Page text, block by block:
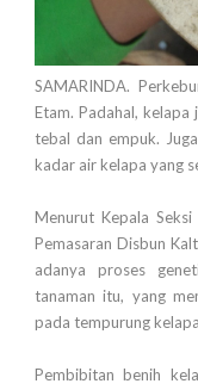
SAMARINDA.
Etam. Padahal, kelapa
tebal dan empuk.
kadar air kelapa yang
Menurut Kepala
Pemasaran Disbun
adanya proses
tanaman itu, yang
pada tempurung
Pembibitan benih